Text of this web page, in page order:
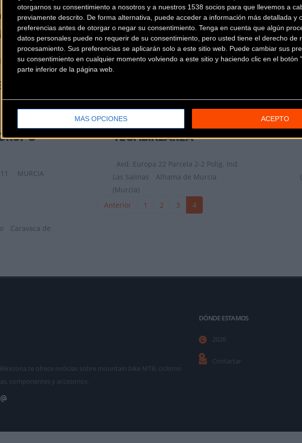
otorgarnos su consentimiento a nosotros y a nuestros 1538 socios para que llevemos a
previamente descrito. De forma alternativa, puede acceder a información más detallada y
preferencias antes de otorgar o negar su consentimiento. Tenga en cuenta que algún
datos personales puede no requerir de su consentimiento, pero usted tiene el derecho de
procesamiento. Sus preferencias se aplicarán solo a este sitio web. Puede cambiar sus
su consentimiento en cualquier momento volviendo a este sitio y haciendo clic en el botón
parte inferior de la página web.
MÁS OPCIONES ACEPTO
REPUESTOS AGUILAR
Camino Viejo de Monteagudo, Nº
25
El Palmas
Calle Pino de la Murta, 23
MURCIA
TECHBIKEAREA
Avd. Europa 22 Parcela 2-2 Polig. Ind.
Las Salinas
Alhama de Murcia
(Murcia)
Caravaca de
Anterior 1 2 3 4
te ofrece noticias sobre mountain bike MTB, ciclismo
componentes y accesorios.
DÓNDE ESTAMOS
2026
Contactar